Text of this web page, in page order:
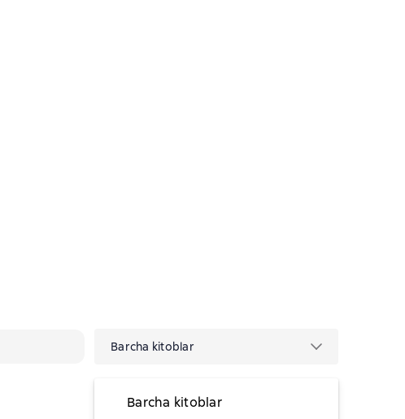
Barcha kitoblar
Barcha kitoblar